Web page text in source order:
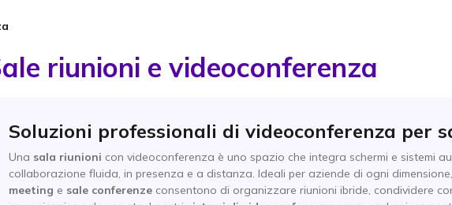
riunioni e videoconferenza
Soluzioni professionali di videoconferenza per
Una sala riunioni con videoconferenza è uno spazio che integra schermi e sistemi
collaborazione fluida, in presenza e a distanza. Ideali per aziende di ogni
meeting e sale conferenzeconsentono di organizzare riunioni ibride, condividere